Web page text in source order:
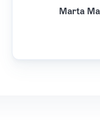
Marta